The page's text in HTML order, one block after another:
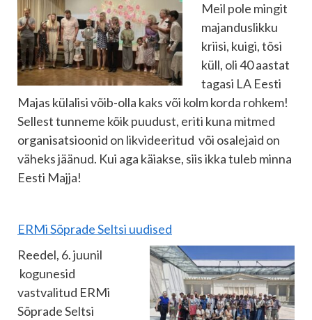
Meil pole mingit
majanduslikku
kriisi, kuigi, tõsi
küll, oli 40 aastat
tagasi LA Eesti
Majas külalisi võib-olla kaks või kolm korda rohkem!
Sellest tunneme kõik puudust, eriti kuna mitmed
organisatsioonid on likvideeritud või osalejaid on
väheks jäänud. Kui aga käiakse, siis ikka tuleb minna
Eesti Majja!
ERMi Sõprade Seltsi uudised
Reedel, 6. juunil
kogunesid
vastvalitud ERMi
Sõprade Seltsi